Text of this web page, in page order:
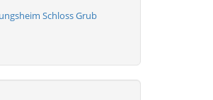
Schloss Grub